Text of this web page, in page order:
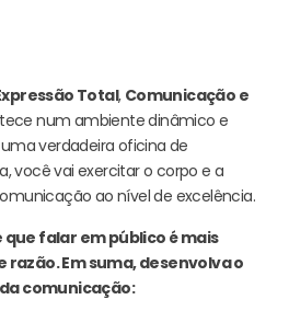
Total, Comunicação e
num ambiente dinâmico e
verdadeira oficina de
você vai exercitar o corpo e a
ao nível de excelência.
falar em público é mais
Em suma, desenvolva o
comunicação: